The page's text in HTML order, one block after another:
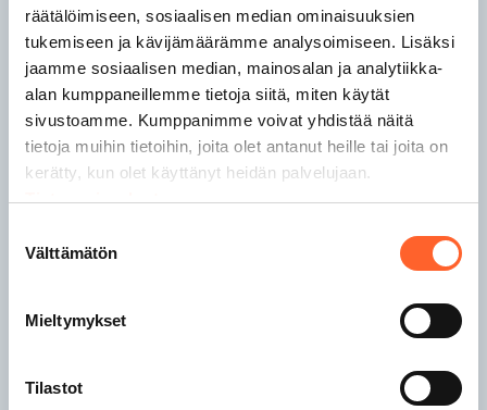
räätälöimiseen, sosiaalisen median ominaisuuksien
tukemiseen ja kävijämäärämme analysoimiseen. Lisäksi
jaamme sosiaalisen median, mainosalan ja analytiikka-
alan kumppaneillemme tietoja siitä, miten käytät
sivustoamme. Kumppanimme voivat yhdistää näitä
tietoja muihin tietoihin, joita olet antanut heille tai joita on
kerätty, kun olet käyttänyt heidän palvelujaan.
Tietosuojaseloste
valinta
Välttämätön
Mieltymykset
Tilastot
Talliosake Kuopio
Talliosake Lahti
Talliosake Lempäälä
Talliosake Lohja
Talliosake Nokia
Talliosake Nurmijärvi